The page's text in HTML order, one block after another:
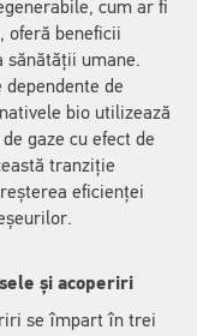
cum ar fi
oferă beneficii
sănătății umane.
de
bio utilizează
gaze cu efect de
tranziție
eficienței
și acoperiri
se împart în trei